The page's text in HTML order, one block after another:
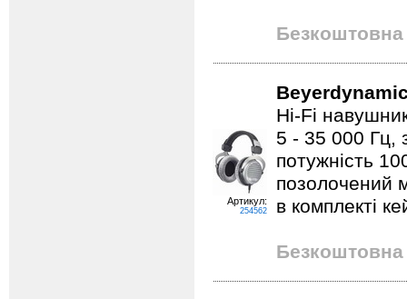
Безкоштовна
Артикул:
254562
Hi-Fi
5 - 35 000 Гц,
потужність
позолочений
в комплекті
Безкоштовна